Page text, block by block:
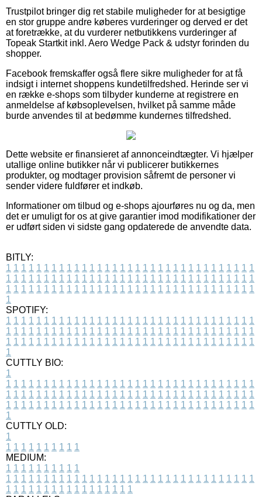
Trustpilot bringer dig ret stabile muligheder for at besigtige
en stor gruppe andre køberes vurderinger og derved er det
at foretrække, at du vurderer netbutikkens vurderinger af
Topeak Startkit inkl. Aero Wedge Pack & udstyr forinden du
shopper.
Facebook fremskaffer også flere sikre muligheder for at få
indsigt i internet shoppens kundetilfredshed. Herinde ser vi
en række e-shops som tilbyder kunderne at registrere en
anmeldelse af købsoplevelsen, hvilket på samme måde
burde anvendes til at bedømme kundernes tilfredshed.
Dette website er finansieret af annonceindtægter. Vi hjælper
utallige online butikker når vi publicerer butikkernes
produkter, og modtager provision såfremt de personer vi
sender videre fuldfører et indkøb.
Informationer om tilbud og e-shops ajourføres nu og da, men
det er umuligt for os at give garantier imod modifikationer der
er udført siden vi sidste gang opdaterede de anvendte data.
BITLY:
1 1 1 1 1 1 1 1 1 1 1 1 1 1 1 1 1 1 1 1 1 1 1 1 1 1 1 1 1 1 1 1 1
1 1 1 1 1 1 1 1 1 1 1 1 1 1 1 1 1 1 1 1 1 1 1 1 1 1 1 1 1 1 1 1 1
1 1 1 1 1 1 1 1 1 1 1 1 1 1 1 1 1 1 1 1 1 1 1 1 1 1 1 1 1 1 1 1 1
1
SPOTIFY:
1 1 1 1 1 1 1 1 1 1 1 1 1 1 1 1 1 1 1 1 1 1 1 1 1 1 1 1 1 1 1 1 1
1 1 1 1 1 1 1 1 1 1 1 1 1 1 1 1 1 1 1 1 1 1 1 1 1 1 1 1 1 1 1 1 1
1 1 1 1 1 1 1 1 1 1 1 1 1 1 1 1 1 1 1 1 1 1 1 1 1 1 1 1 1 1 1 1 1
1
CUTTLY BIO:
1
1 1 1 1 1 1 1 1 1 1 1 1 1 1 1 1 1 1 1 1 1 1 1 1 1 1 1 1 1 1 1 1 1
1 1 1 1 1 1 1 1 1 1 1 1 1 1 1 1 1 1 1 1 1 1 1 1 1 1 1 1 1 1 1 1 1
1 1 1 1 1 1 1 1 1 1 1 1 1 1 1 1 1 1 1 1 1 1 1 1 1 1 1 1 1 1 1 1 1
1
CUTTLY OLD:
1
1 1 1 1 1 1 1 1 1 1
MEDIUM:
1 1 1 1 1 1 1 1 1 1
1 1 1 1 1 1 1 1 1 1 1 1 1 1 1 1 1 1 1 1 1 1 1 1 1 1 1 1 1 1 1 1 1
1 1 1 1 1 1 1 1 1 1 1 1 1 1 1 1 1